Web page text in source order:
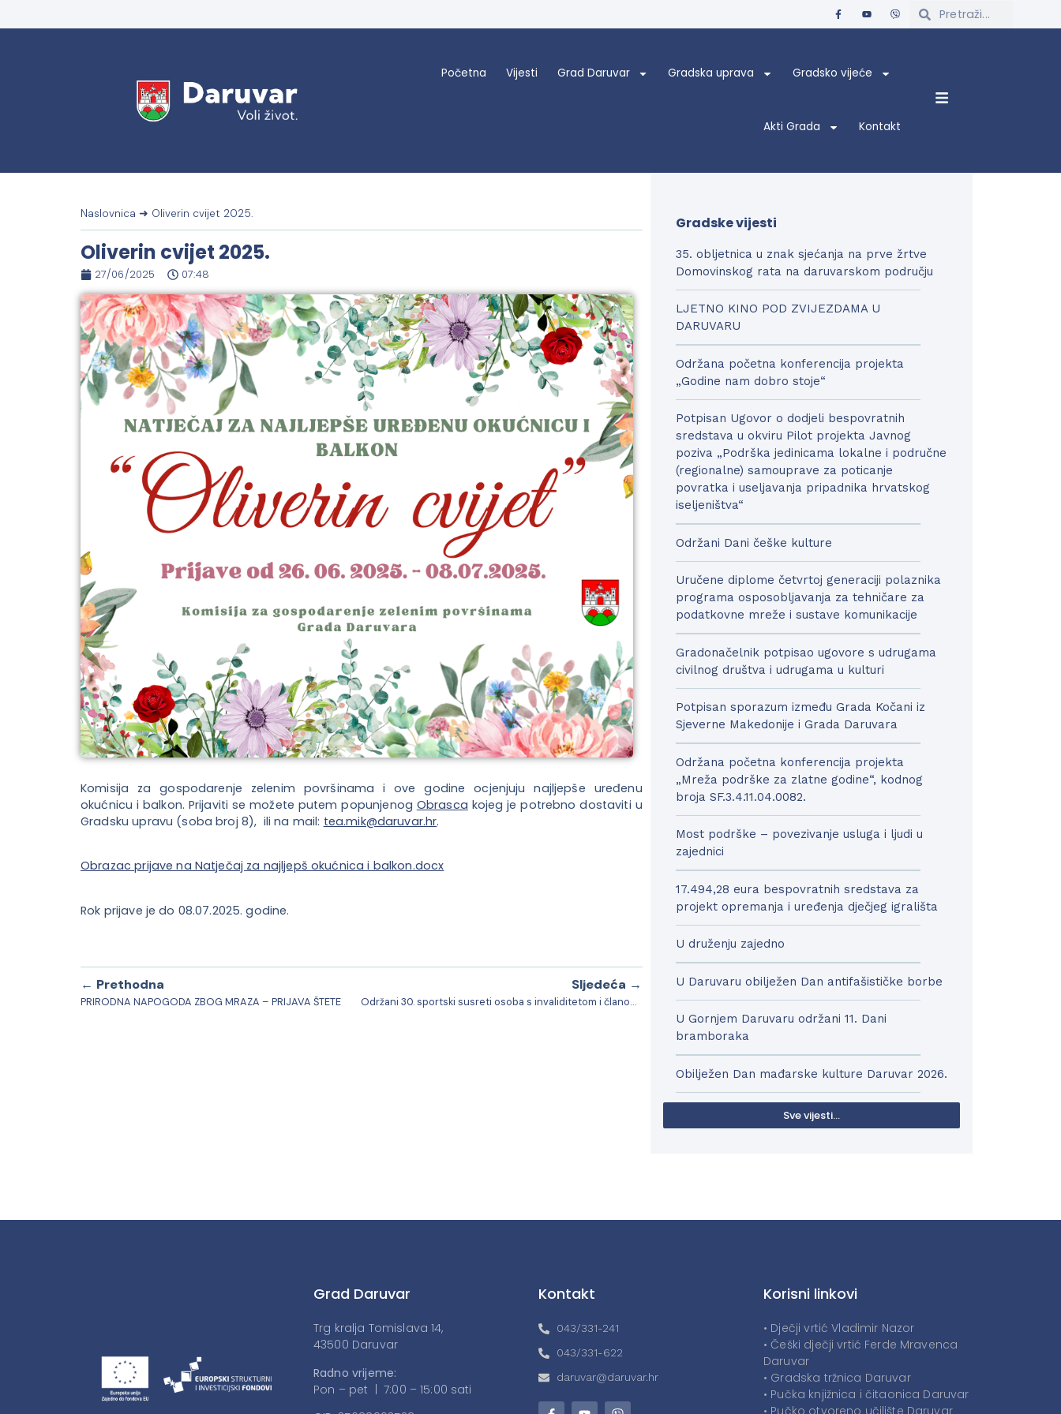
Početna Vijesti Grad Daruvar Gradska uprava Gradsko vijeće
Akti Grada Kontakt
Naslovnica ➜ Oliverin cvijet 2025.
Oliverin cvijet 2025.
27/06/2025 07:48
Komisija za gospodarenje zelenim površinama i ove godine ocjenjuju najljepše uređenu
okućnicu i balkon. Prijaviti se možete putem popunjenog Obrasca kojeg je potrebno dostaviti u
Gradsku upravu (soba broj 8), ili na mail: tea.mik@daruvar.hr.
Obrazac prijave na Natječaj za najljepš okućnica i balkon.docx
Rok prijave je do 08.07.2025. godine.
← Prethodna
PRIRODNA NAPOGODA ZBOG MRAZA – PRIJAVA ŠTETE
Sljedeća →
Održani 30. sportski susreti osoba s invaliditetom i članova HVIDR-e te 15. memorijalni turnir Marijan Urbanek
Gradske vijesti
35. obljetnica u znak sjećanja na prve žrtve
Domovinskog rata na daruvarskom području
LJETNO KINO POD ZVIJEZDAMA U
DARUVARU
Održana početna konferencija projekta
„Godine nam dobro stoje“
Potpisan Ugovor o dodjeli bespovratnih
sredstava u okviru Pilot projekta Javnog
poziva „Podrška jedinicama lokalne i područne
(regionalne) samouprave za poticanje
povratka i useljavanja pripadnika hrvatskog
iseljeništva“
Održani Dani češke kulture
Uručene diplome četvrtoj generaciji polaznika
programa osposobljavanja za tehničare za
podatkovne mreže i sustave komunikacije
Gradonačelnik potpisao ugovore s udrugama
civilnog društva i udrugama u kulturi
Potpisan sporazum između Grada Kočani iz
Sjeverne Makedonije i Grada Daruvara
Održana početna konferencija projekta
„Mreža podrške za zlatne godine“, kodnog
broja SF.3.4.11.04.0082.
Most podrške – povezivanje usluga i ljudi u
zajednici
17.494,28 eura bespovratnih sredstava za
projekt opremanja i uređenja dječjeg igrališta
U druženju zajedno
U Daruvaru obilježen Dan antifašističke borbe
U Gornjem Daruvaru održani 11. Dani
bramboraka
Obilježen Dan mađarske kulture Daruvar 2026.
Sve vijesti...
Grad Daruvar
Trg kralja Tomislava 14,
43500 Daruvar
Radno vrijeme:
Pon – pet | 7:00 – 15:00 sati
Kontakt
043/331-241
043/331-622
daruvar@daruvar.hr
Korisni linkovi
• Dječji vrtić Vladimir Nazor
• Češki dječji vrtić Ferde Mravenca
Daruvar
• Gradska tržnica Daruvar
• Pučka knjižnica i čitaonica Daruvar